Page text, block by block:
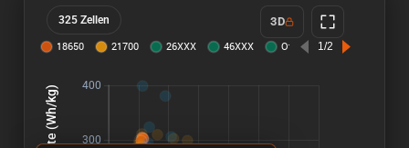
325 Zellen 3D